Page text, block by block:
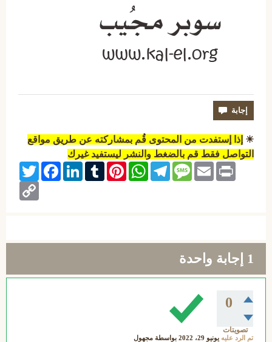
☀ إذا إستفدت من المحتوى قُم بمشاركته عن طريق مواقع
التواصل فقط قم بالضغط والنشر ليستفيد غيرك
Twitter
FacebookLinkedInTumblrPinterest
WhatsAppTelegramMessageEmail Print
Copy
Link
1 إجابة واحدة
0
تصويتات
تم الرد عليه يونيو 29، 2022 بواسطة مجهول